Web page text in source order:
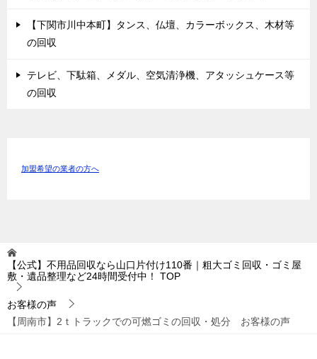
【下関市川中本町】タンス、仏壇、カラーボックス、木材等
の回収
テレビ、下駄箱、メダル、空気清浄機、アタッシュケース等
の回収
加盟希望の業者の方へ
【公式】不用品回収なら山口片付け110番｜粗大ゴミ回収・ゴミ屋
敷・遺品整理など24時間受付中！
TOP
お客様の声
【周南市】2ｔトラックでの可燃ゴミの回収・処分 お客様の声